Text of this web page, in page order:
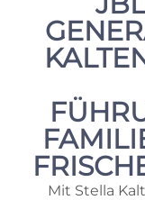
Mit Stella